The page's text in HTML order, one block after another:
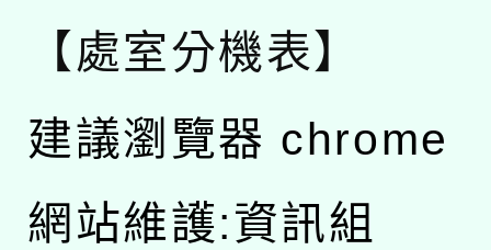
【處室分機表】
建議瀏覽器 chrome
網站維護:資訊組